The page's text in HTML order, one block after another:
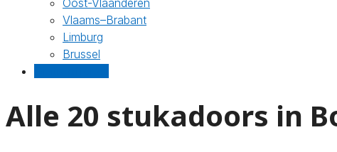
Oost-Vlaanderen
Vlaams–Brabant
Limburg
Brussel
Alle 20 stukadoors in